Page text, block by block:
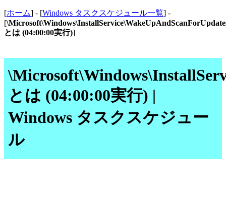
[ホーム] - [Windows タスクスケジュール一覧] -
[
とは (04:00:00実行)]
とは (04:00:00実行) |
Windows タスクスケジュー
ル